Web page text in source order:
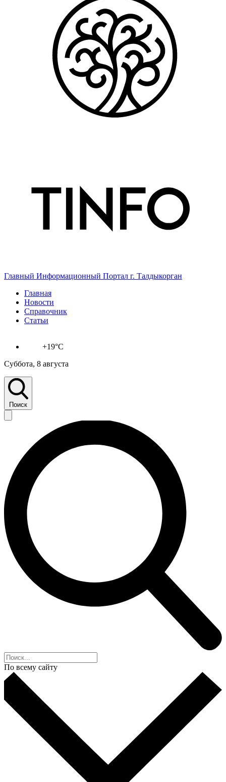
Главный Информационный Портал г. Талдыкорган
Главная
Новости
Справочник
Статьи
+19°C
Суббота, 8 августа
Поиск
По всему сайту